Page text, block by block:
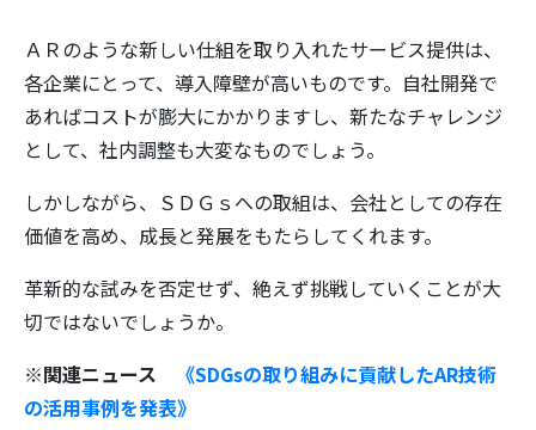
ＡＲのような新しい仕組を取り入れたサービス提供は、
各企業にとって、導入障壁が高いものです。自社開発で
あればコストが膨大にかかりますし、新たなチャレンジ
として、社内調整も大変なものでしょう。
しかしながら、ＳＤＧｓへの取組は、会社としての存在
価値を高め、成長と発展をもたらしてくれます。
革新的な試みを否定せず、絶えず挑戦していくことが大
切ではないでしょうか。
※関連ニュース
《SDGsの取り組みに貢献したAR技術
の活用事例を発表》